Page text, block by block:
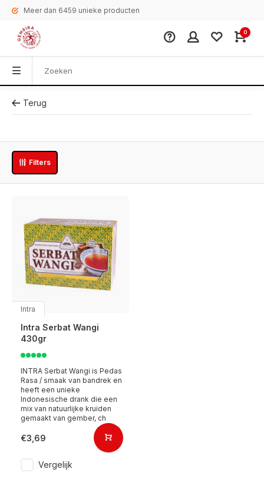
Meer dan 6459 unieke producten
0
Terug
Filters
Intra
Intra Serbat Wangi
430gr
INTRA Serbat Wangi is Pedas
Rasa / smaak van bandrek en
heeft een unieke
Indonesische drank die een
mix van natuurlijke kruiden
gemaakt van gember, ch
€3,69
Vergelijk